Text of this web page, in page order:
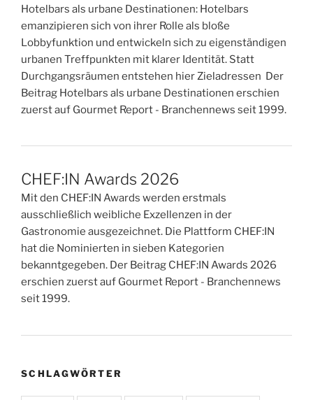
Hotelbars als urbane Destinationen: Hotelbars
emanzipieren sich von ihrer Rolle als bloße
Lobbyfunktion und entwickeln sich zu eigenständigen
urbanen Treffpunkten mit klarer Identität. Statt
Durchgangsräumen entstehen hier Zieladressen Der
Beitrag Hotelbars als urbane Destinationen erschien
zuerst auf Gourmet Report - Branchennews seit 1999.
CHEF:IN Awards 2026
Mit den CHEF:IN Awards werden erstmals
ausschließlich weibliche Exzellenzen in der
Gastronomie ausgezeichnet. Die Plattform CHEF:IN
hat die Nominierten in sieben Kategorien
bekanntgegeben. Der Beitrag CHEF:IN Awards 2026
erschien zuerst auf Gourmet Report - Branchennews
seit 1999.
SCHLAGWÖRTER